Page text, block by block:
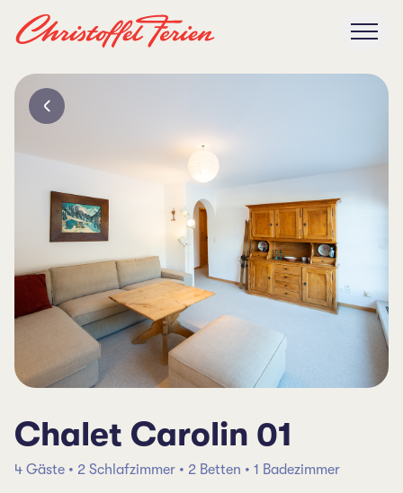
Chalet Carolin 01
4 Gäste • 2 Schlafzimmer • 2 Betten • 1 Badezimmer